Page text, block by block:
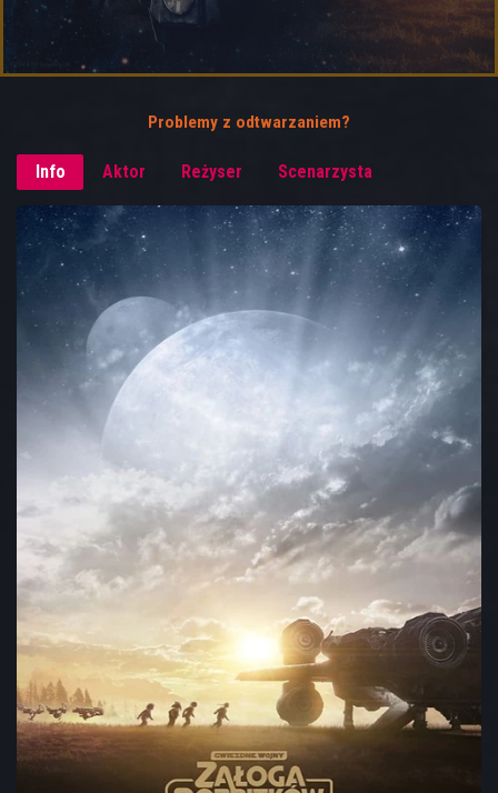
Problemy z odtwarzaniem?
Info Aktor Reżyser Scenarzysta